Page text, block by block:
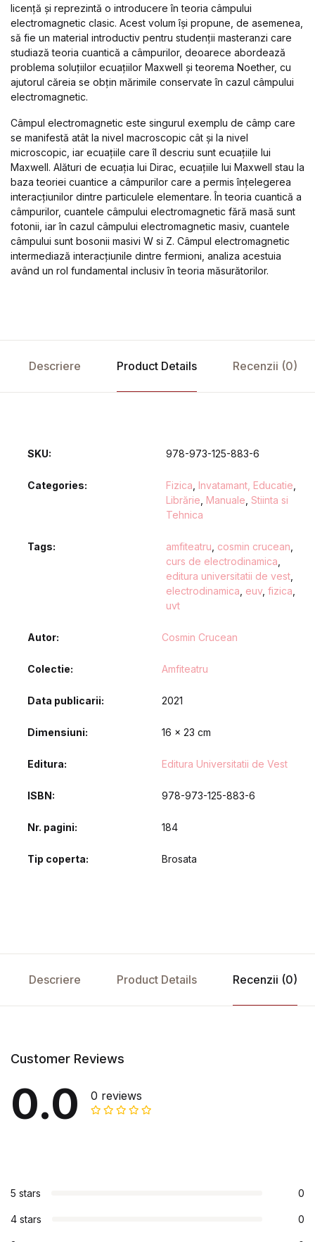
licență și reprezintă o introducere în teoria câmpului
electromagnetic clasic. Acest volum își propune, de asemenea,
să fie un material introductiv pentru studenții masteranzi care
studiază teoria cuantică a câmpurilor, deoarece abordează
problema soluțiilor ecuațiilor Maxwell și teorema Noether, cu
ajutorul căreia se obțin mărimile conservate în cazul câmpului
electromagnetic.
Câmpul electromagnetic este singurul exemplu de câmp care
se manifestă atât la nivel macroscopic cât și la nivel
microscopic, iar ecuațiile care îl descriu sunt ecuațiile lui
Maxwell. Alături de ecuația lui Dirac, ecuațiile lui Maxwell stau la
baza teoriei cuantice a câmpurilor care a permis înțelegerea
interacțiunilor dintre particulele elementare. În teoria cuantică a
câmpurilor, cuantele câmpului electromagnetic fără masă sunt
fotonii, iar în cazul câmpului electromagnetic masiv, cuantele
câmpului sunt bosonii masivi W si Z. Câmpul electromagnetic
intermediază interacțiunile dintre fermioni, analiza acestuia
având un rol fundamental inclusiv în teoria măsurătorilor.
Descriere Product Details Recenzii (0)
SKU: 978-973-125-883-6
Categories: Fizica Invatamant, Educatie
Librărie Manuale Stiinta si
Tehnica
Tags: amfiteatru cosmin crucean
curs de electrodinamica
editura universitatii de vest
electrodinamica euv, fizica
uvt
Autor Cosmin Crucean
Colectie Amfiteatru
Data publicarii 2021
Dimensiuni 16 x 23 cm
Editura Editura Universitatii de Vest
ISBN 978-973-125-883-6
Nr. pagini 184
Tip coperta Brosata
Descriere Product Details Recenzii (0)
Customer Reviews
0.0 0 reviews
5 stars 0
4 stars 0